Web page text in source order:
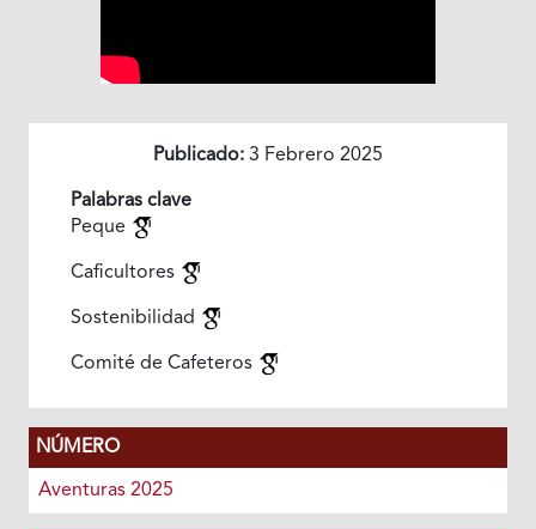
Publicado: 3 Febrero 2025
Palabras clave
Peque
Caficultores
Sostenibilidad
Comité de Cafeteros
NÚMERO
Aventuras 2025